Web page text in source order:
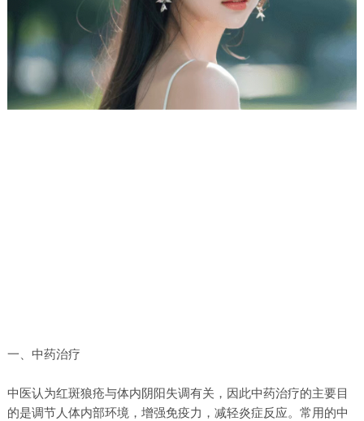
一、中药治疗
中医认为红斑狼疮与体内阴阳失调有关，因此中药治疗的主要目
的是调节人体内部环境，增强免疫力，减轻炎症反应。常用的中